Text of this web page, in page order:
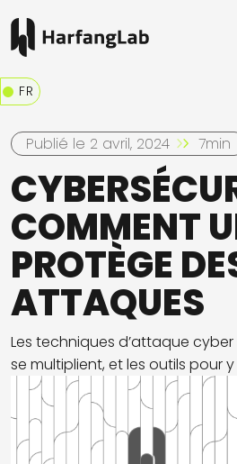
FR
Publié le 2 avril, 2024 7min
COMMENT
PROTÈGE
ATTAQUES
Les techniques d’attaque
se multiplient, et les outils pour